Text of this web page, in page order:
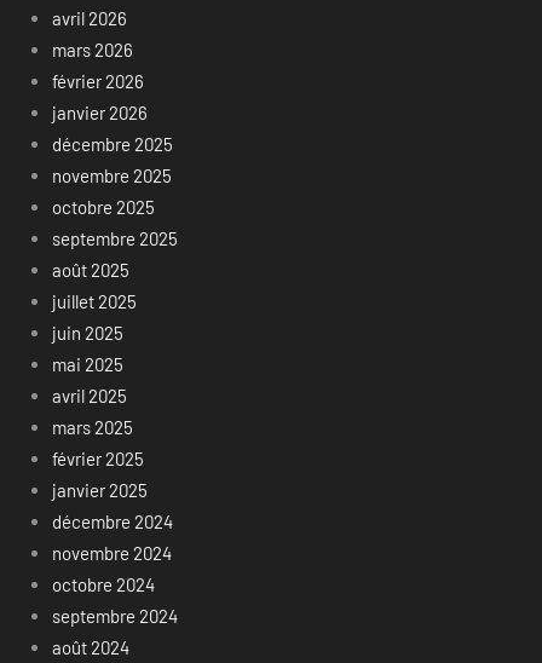
avril 2026
mars 2026
février 2026
janvier 2026
décembre 2025
novembre 2025
octobre 2025
septembre 2025
août 2025
juillet 2025
juin 2025
mai 2025
avril 2025
mars 2025
février 2025
janvier 2025
décembre 2024
novembre 2024
octobre 2024
septembre 2024
août 2024